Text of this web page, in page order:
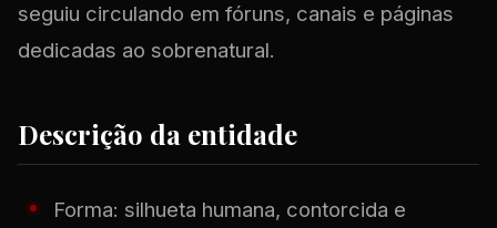
seguiu circulando em fóruns, canais e páginas
dedicadas ao sobrenatural.
Descrição da entidade
Forma: silhueta humana, contorcida e